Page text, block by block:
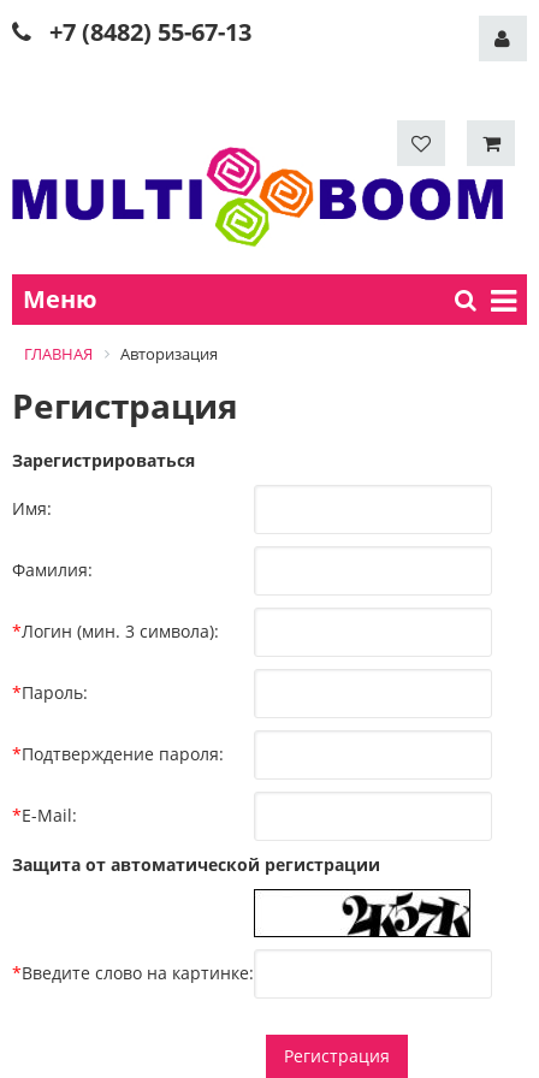
+7 (8482) 55-67-13
Меню
ГЛАВНАЯ Авторизация
Регистрация
Зарегистрироваться
Имя:
Фамилия:
*Логин (мин. 3 символа):
*Пароль:
*Подтверждение пароля:
*E-Mail:
Защита от автоматической регистрации
*Введите слово на картинке: